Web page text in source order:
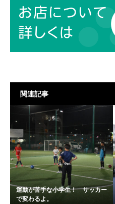
関連記事
運動が苦手な小学生！ サッカー
で変わるよ。